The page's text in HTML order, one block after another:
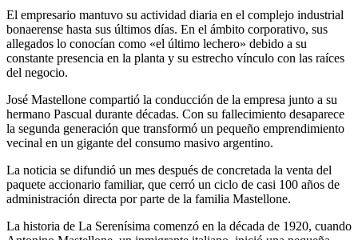
El empresario mantuvo su actividad diaria en el complejo industrial
bonaerense hasta sus últimos días. En el ámbito corporativo, sus
allegados lo conocían como «el último lechero» debido a su
constante presencia en la planta y su estrecho vínculo con las raíces
del negocio.
José Mastellone compartió la conducción de la empresa junto a su
hermano Pascual durante décadas. Con su fallecimiento desaparece
la segunda generación que transformó un pequeño emprendimiento
vecinal en un gigante del consumo masivo argentino.
La noticia se difundió un mes después de concretada la venta del
paquete accionario familiar, que cerró un ciclo de casi 100 años de
administración directa por parte de la familia Mastellone.
La historia de La Serenísima comenzó en la década de 1920, cuando